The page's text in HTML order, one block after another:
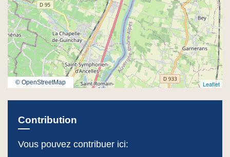
Leaflet
© OpenStreetMap
Contribution
Vous pouvez contribuer ici: